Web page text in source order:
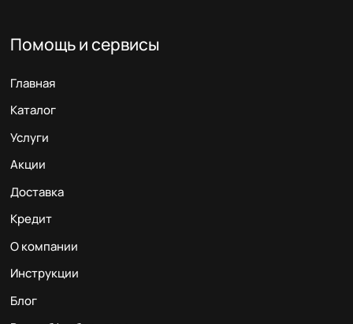
Помощь и сервисы
Главная
Каталог
Услуги
Акции
Доставка
Кредит
О компании
Инструкции
Блог